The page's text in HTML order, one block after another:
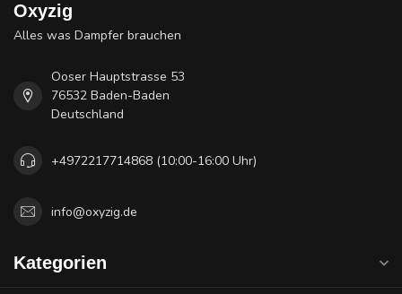
Oxyzig
Alles was Dampfer brauchen
Ooser Hauptstrasse 53
76532 Baden-Baden
Deutschland
+4972217714868 (10:00-16:00 Uhr)
info@oxyzig.de
Kategorien